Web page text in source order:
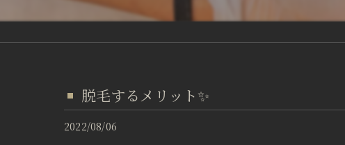
脱毛するメリット✨
2022/08/06